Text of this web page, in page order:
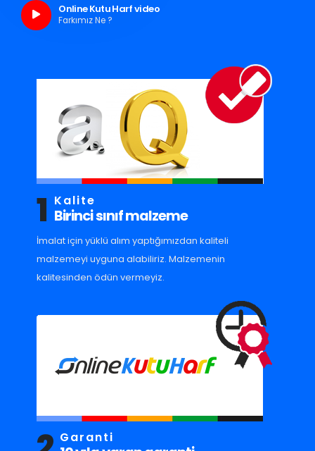
Online Kutu Harf video
Farkımız Ne ?
1 Kalite
Birinci sınıf malzeme
İmalat için yüklü alım yaptığımızdan kaliteli
malzemeyi uyguna alabiliriz. Malzemenin
kalitesinden ödün vermeyiz.
Garanti